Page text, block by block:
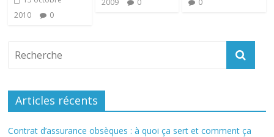
2010
0
2009
0
0
Articles récents
Contrat d’assurance obsèques : à quoi ça sert et comment ça